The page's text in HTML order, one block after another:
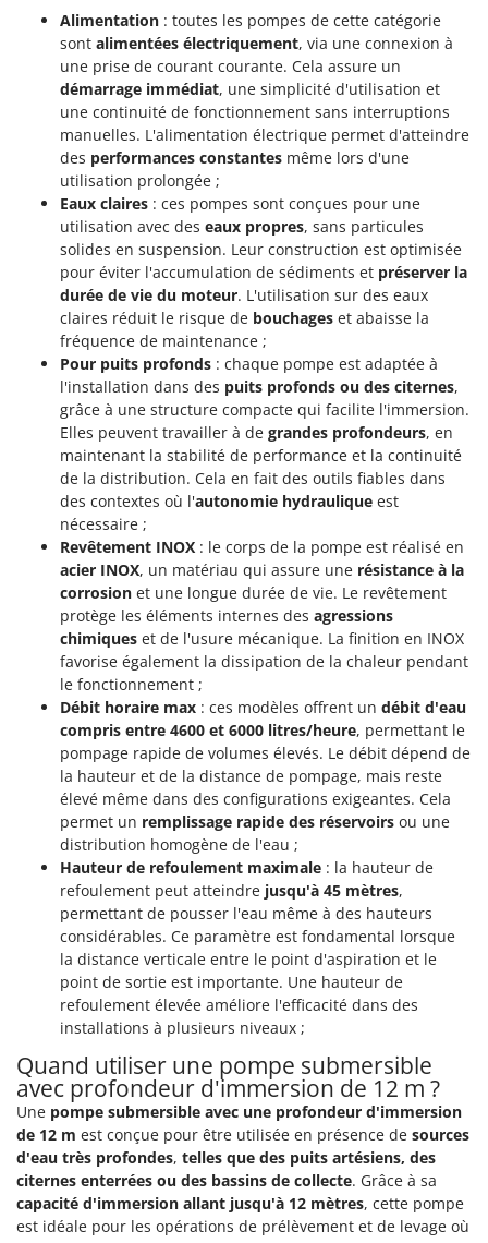
Vêtements de Sécurité
Vibroculteurs à tracteur
M.A.I.BO.
Macom
Macte Ovens
Makita
MAMMAMIA
Marcato
Marina Systems
Master
Mastercook
Masterpro
McCulloch
MCH
Michelin
Mille
Minox
Mockmill
More than chef
MOSA
MOVA
Mowox
MTD
New O.M.R.A.
Nilfisk
Ninja
Novatec
Novital
NuAir
NuovaFac
Officine Savioli
Oliviero
Olix
OMA
Omas
Ompagrill
Ooni
Alimentation : toutes les pompes de cette catégorie
sont alimentées électriquement, via une connexion à
une prise de courant courante. Cela assure un
démarrage immédiat, une simplicité d'utilisation et
une continuité de fonctionnement sans interruptions
manuelles. L'alimentation électrique permet d'atteindre
des performances constantes même lors d'une
utilisation prolongée ;
Eaux claires : ces pompes sont conçues pour une
utilisation avec des eaux propres, sans particules
solides en suspension. Leur construction est optimisée
pour éviter l'accumulation de sédiments et préserver la
durée de vie du moteur. L'utilisation sur des eaux
claires réduit le risque de bouchages et abaisse la
fréquence de maintenance ;
Pour puits profonds : chaque pompe est adaptée à
l'installation dans des puits profonds ou des citernes,
grâce à une structure compacte qui facilite l'immersion.
Elles peuvent travailler à de grandes profondeurs, en
maintenant la stabilité de performance et la continuité
de la distribution. Cela en fait des outils fiables dans
des contextes où l'autonomie hydraulique est
nécessaire ;
Revêtement INOX : le corps de la pompe est réalisé en
acier INOX, un matériau qui assure une résistance à la
corrosion et une longue durée de vie. Le revêtement
protège les éléments internes des agressions
chimiques et de l'usure mécanique. La finition en INOX
favorise également la dissipation de la chaleur pendant
le fonctionnement ;
Débit horaire max : ces modèles offrent un débit d'eau
compris entre 4600 et 6000 litres/heure, permettant le
pompage rapide de volumes élevés. Le débit dépend de
la hauteur et de la distance de pompage, mais reste
élevé même dans des configurations exigeantes. Cela
permet un remplissage rapide des réservoirs ou une
distribution homogène de l'eau ;
Hauteur de refoulement maximale : la hauteur de
refoulement peut atteindre jusqu'à 45 mètres,
permettant de pousser l'eau même à des hauteurs
considérables. Ce paramètre est fondamental lorsque
la distance verticale entre le point d'aspiration et le
point de sortie est importante. Une hauteur de
refoulement élevée améliore l'efficacité dans des
installations à plusieurs niveaux ;
Quand utiliser une pompe submersible
avec profondeur d'immersion de 12 m ?
Une pompe submersible avec une profondeur d'immersion
de 12 m est conçue pour être utilisée en présence de sources
d'eau très profondes, telles que des puits artésiens, des
citernes enterrées ou des bassins de collecte. Grâce à sa
capacité d'immersion allant jusqu'à 12 mètres, cette pompe
est idéale pour les opérations de prélèvement et de levage où